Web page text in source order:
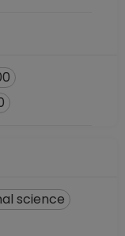
science